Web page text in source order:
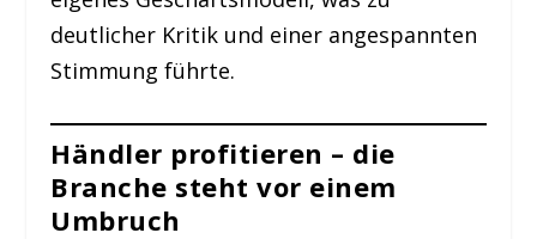
deutlicher Kritik und einer angespannten
Stimmung führte.
Händler profitieren – die
Branche steht vor einem
Umbruch